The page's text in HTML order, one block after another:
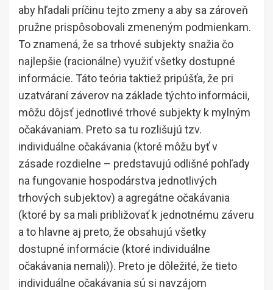
aby hľadali príčinu tejto zmeny a aby sa zároveň
pružne prispôsobovali zmeneným podmienkam.
To znamená, že sa trhové subjekty snažia čo
najlepšie (racionálne) využiť všetky dostupné
informácie. Táto teória taktiež pripúšťa, že pri
uzatváraní záverov na základe týchto informácii,
môžu dôjsť jednotlivé trhové subjekty k mylným
očakávaniam. Preto sa tu rozlišujú tzv.
individuálne očakávania (ktoré môžu byť v
zásade rozdielne – predstavujú odlišné pohľady
na fungovanie hospodárstva jednotlivých
trhových subjektov) a agregátne očakávania
(ktoré by sa mali približovať k jednotnému záveru
a to hlavne aj preto, že obsahujú všetky
dostupné informácie (ktoré individuálne
očakávania nemali)). Preto je dôležité, že tieto
individuálne očakávania sú si navzájom